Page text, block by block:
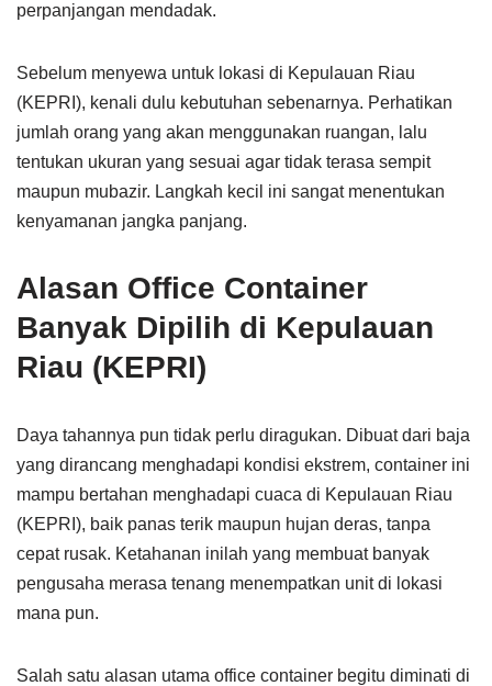
perpanjangan mendadak.
Sebelum menyewa untuk lokasi di Kepulauan Riau
(KEPRI), kenali dulu kebutuhan sebenarnya. Perhatikan
jumlah orang yang akan menggunakan ruangan, lalu
tentukan ukuran yang sesuai agar tidak terasa sempit
maupun mubazir. Langkah kecil ini sangat menentukan
kenyamanan jangka panjang.
Alasan Office Container
Banyak Dipilih di Kepulauan
Riau (KEPRI)
Daya tahannya pun tidak perlu diragukan. Dibuat dari baja
yang dirancang menghadapi kondisi ekstrem, container ini
mampu bertahan menghadapi cuaca di Kepulauan Riau
(KEPRI), baik panas terik maupun hujan deras, tanpa
cepat rusak. Ketahanan inilah yang membuat banyak
pengusaha merasa tenang menempatkan unit di lokasi
mana pun.
Salah satu alasan utama office container begitu diminati di